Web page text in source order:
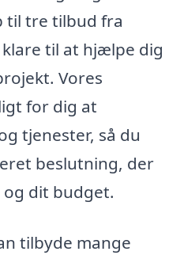
til tre tilbud fra
til at hjælpe dig
Vores
for dig at
tjenester, så du
beslutning, der
dit budget.
tilbyde mange